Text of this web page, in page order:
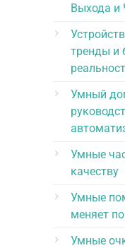
Выхода и
тренды и
Умный
Умные
качеству
Умные
меняет
Умные